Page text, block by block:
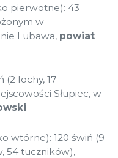
pierwotne): 43
w
Lubawa, powiat
(2 lochy, 17
Słupiec, w
wtórne): 120 świń (9
54 tuczników),